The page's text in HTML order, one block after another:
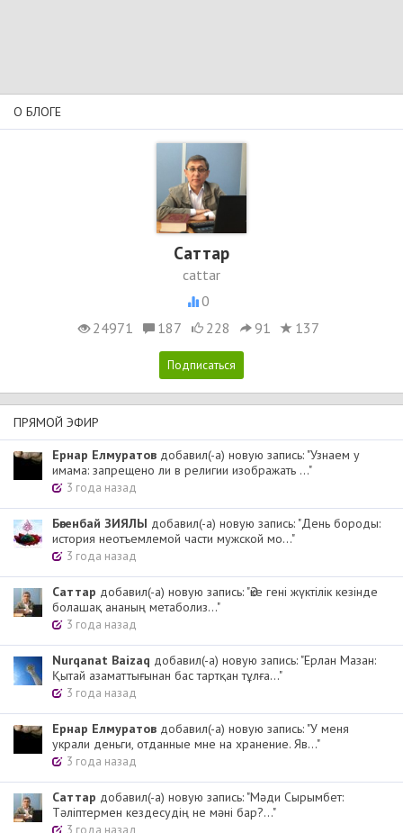
О БЛОГЕ
Cаттар
cattar
0
24971
187 228 91 137
ПРЯМОЙ ЭФИР
Ернар Елмуратов добавил(-а) новую запись: "Узнаем у
имама: запрещено ли в религии изображать ..."
3 года назад
Бөгенбай ЗИЯЛЫ добавил(-а) новую запись: "День бороды:
история неотъемлемой части мужской мо..."
3 года назад
Cаттар добавил(-а) новую запись: "Әке гені жүктілік кезінде
болашақ ананың метаболиз..."
3 года назад
Nurqanat Baizaq добавил(-а) новую запись: "Ерлан Мазан:
Қытай азаматтығынан бас тартқан тұлға..."
3 года назад
Ернар Елмуратов добавил(-а) новую запись: "У меня
украли деньги, отданные мне на хранение. Яв..."
3 года назад
Cаттар добавил(-а) новую запись: "Мәди Сырымбет:
Тәліптермен кездесудің не мәні бар?..."